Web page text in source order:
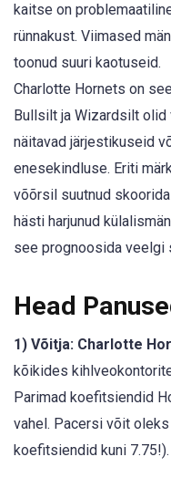
kaitse on
rünnakust. Viimased
toonud suuri kaotuseid.
Charlotte Hornets on
Bullsilt ja Wizardsilt
näitavad järjestikuseid
enesekindluse. Eriti
võõrsil suutnud
hästi harjunud
see prognoosida veelgi
Head
1) Võitja: Charlotte
kõikides
Parimad koefitsiendid
vahel. Pacersi võit
koefitsiendid kuni 7.75!).